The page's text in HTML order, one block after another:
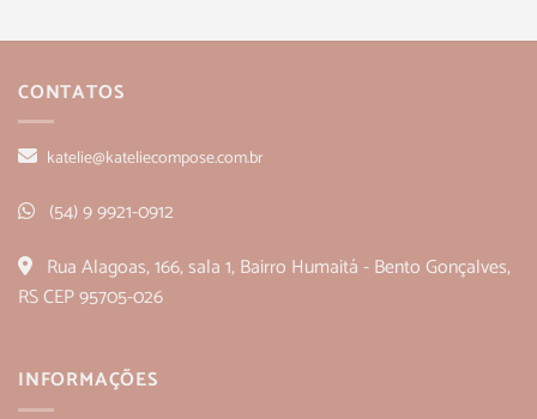
CONTATOS
katelie@kateliecompose.com.br
(54) 9 9921-0912
Rua Alagoas, 166, sala 1, Bairro Humaitá - Bento Gonçalves,
RS CEP 95705-026
INFORMAÇÕES